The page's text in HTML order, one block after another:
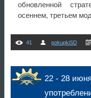
обновленной
осеннем, третьем
41 pokupkiSD
22 - 28